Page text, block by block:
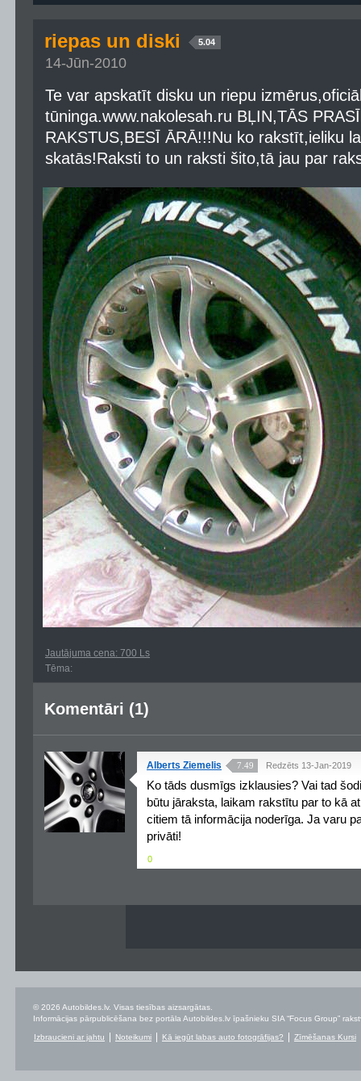
riepas un diski 5.04
14-Jūn-2010
Te var apskatīt disku un riepu
tūninga.www.nakolesah.ru BĻIN,TĀS
RAKSTUS,BESĪ ĀRĀ!!!Nu ko rakstīt,ieliku
skatās!Raksti to un raksti šito,tā jau par
Jautājuma cena: 700 Ls
Tēma:
Komentāri (1)
Alberts Ziemelis 7.49 Redzēts 13-Jan-2019
Ko tāds dusmīgs izklausies? Vai tad
būtu jāraksta, laikam rakstītu par to kā
citiem tā informācija noderīga. Ja varu
privāti!
0
© 2026 Autobildes.lv. Visas tiesības aizsargātas.
Informācijas pārpublicēšana bez portāla Autobildes.lv īpašnieku SIA “Focus Group”
Izbraucieni ar jahtu Noteikumi Kā iegūt labas auto fotogrāfijas? Zīmēšanas Kursi